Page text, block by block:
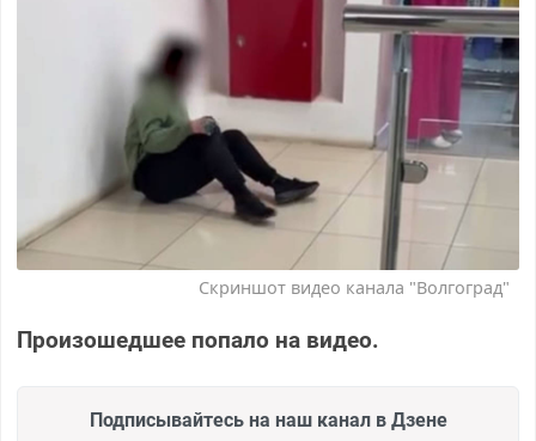
Скриншот видео канала "Волгоград"
Произошедшее попало на видео.
Подписывайтесь на наш канал в Дзене